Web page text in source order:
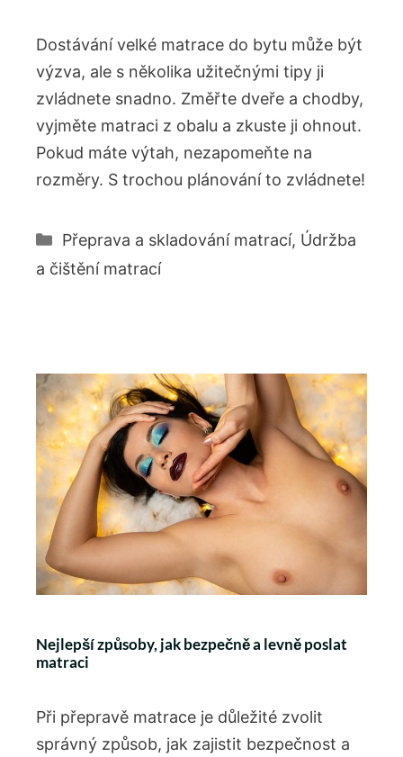
Dostávání velké matrace do bytu může být
výzva, ale s několika užitečnými tipy ji
zvládnete snadno. Změřte dveře a chodby,
vyjměte matraci z obalu a zkuste ji ohnout.
Pokud máte výtah, nezapomeňte na
rozměry. S trochou plánování to zvládnete!
Rubriky
Přeprava a skladování matrací, Údržba
a čištění matrací
Nejlepší způsoby, jak bezpečně a levně poslat
matraci
Při přepravě matrace je důležité zvolit
správný způsob, jak zajistit bezpečnost a